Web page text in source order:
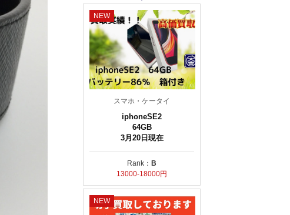
NEW
スマホ・ケータイ
iphoneSE2
64GB
3月20日現在
Rank： B
13000-18000円
NEW